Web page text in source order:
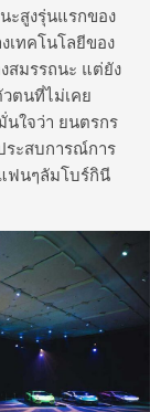
ะสูงรุ่นแรกของ
เทคโนโลยีของ
สมรรถนะ แต่ยัง
ตนที่ไม่เคย
นใจว่า ยนตรกร
ะสบการณ์การ
ฟนๆลัมโบร์กินี